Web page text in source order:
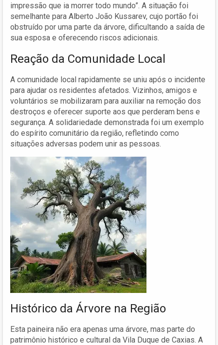
impressão que ia morrer todo mundo”. A situação foi
semelhante para Alberto João Kussarev, cujo portão foi
obstruído por uma parte da árvore, dificultando a saída de
sua esposa e oferecendo riscos adicionais.
Reação da Comunidade Local
A comunidade local rapidamente se uniu após o incidente
para ajudar os residentes afetados. Vizinhos, amigos e
voluntários se mobilizaram para auxiliar na remoção dos
destroços e oferecer suporte aos que perderam bens e
segurança. A solidariedade demonstrada foi um exemplo
do espírito comunitário da região, refletindo como
situações adversas podem unir as pessoas.
Histórico da Árvore na Região
Esta paineira não era apenas uma árvore, mas parte do
patrimônio histórico e cultural da Vila Duque de Caxias. A